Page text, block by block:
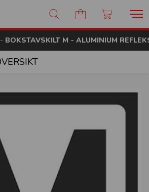
nr 1 på skilt
- BOKSTAVSKILT M - ALUMINIUM